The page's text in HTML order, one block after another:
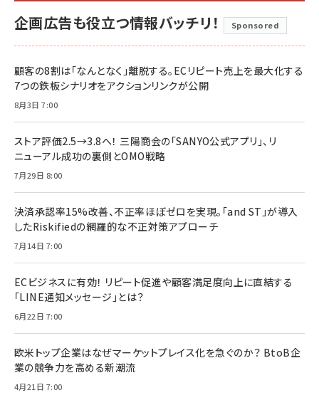
企画広告も役立つ情報バッチリ！ Sponsored
顧客の8割は「なんとなく」離脱する。ECリピート売上を最大化する
7つの鉄板シナリオをアクションリンクが公開
8月3日 7:00
ストア評価2.5→3.8へ！ 三陽商会の「SANYO公式アプリ」、リ
ニューアル成功の裏側とOMO戦略
7月29日 8:00
決済承認率15%改善、不正率ほぼゼロを実現。「and ST」が導入
したRiskifiedの網羅的な不正対策アプローチ
7月14日 7:00
ECビジネスに有効！ リピート促進や顧客満足度向上に直結する
「LINE通知メッセージ」とは？
6月22日 7:00
欧米トップ企業はなぜマーケットプレイス化を急ぐのか？ BtoB企
業の競争力を高める新潮流
4月21日 7:00